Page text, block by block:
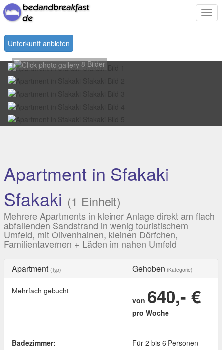
Unterkunft anbieten
8 Bilder
Apartment in Sfakaki
Sfakaki (1 Einheit)
Mehrere Apartments in kleiner Anlage direkt am flach
abfallenden Sandstrand in wenig touristischem
Umfeld, mit Olivenhainen, kleinen Dörfchen,
Familientavernen + Läden im nahen Umfeld
Apartment (Typ) Gehoben (Kategorie)
Mehrfach gebucht
von 640,- €
pro Woche
Badezimmer:
Für 2 bis 6 Personen